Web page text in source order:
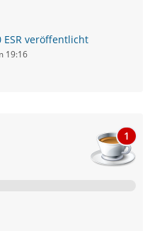
veröffentlicht
19:16
1